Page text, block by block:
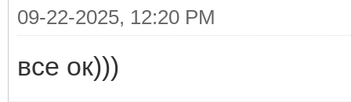
09-22-2025, 12:20 PM
все ок)))